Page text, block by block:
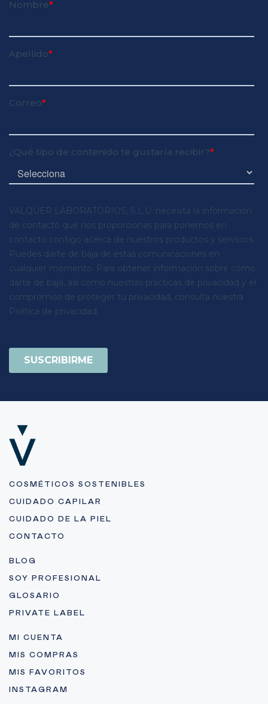
COSMÉTICOS SOSTENIBLES
CUIDADO CAPILAR
CUIDADO DE LA PIEL
CONTACTO
BLOG
SOY PROFESIONAL
GLOSARIO
PRIVATE LABEL
MI CUENTA
MIS COMPRAS
MIS FAVORITOS
INSTAGRAM